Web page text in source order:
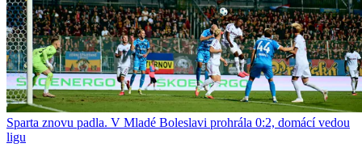
Sparta znovu padla. V Mladé Boleslavi prohrála 0:2, domácí vedou
ligu